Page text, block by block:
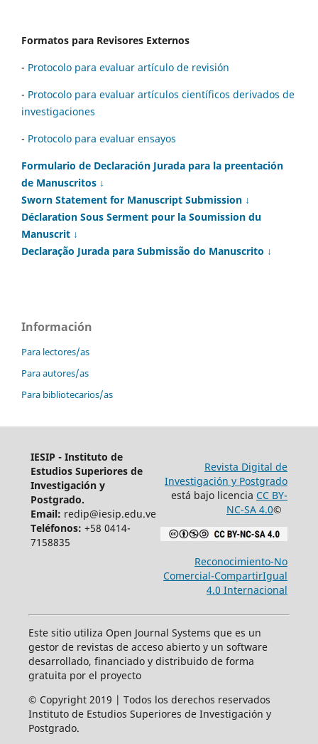
Formatos para Revisores Externos
- Protocolo para evaluar artículo de revisión
- Protocolo para evaluar artículos científicos derivados de
investigaciones
- Protocolo para evaluar ensayos
Formulario de Declaración Jurada para la preentación
de Manuscritos ↓
Sworn Statement for Manuscript Submission ↓
Déclaration Sous Serment pour la Soumission du
Manuscrit ↓
Declaração Jurada para Submissão do Manuscrito ↓
Información
Para lectores/as
Para autores/as
Para bibliotecarios/as
IESIP - Instituto de
Estudios Superiores de
Investigación y
Postgrado.
Email: redip@iesip.edu.ve
Teléfonos: +58 0414-
7158835
Revista Digital de
Investigación y Postgrado
está bajo licencia CC BY-
NC-SA 4.0©
Reconocimiento-No
Comercial-CompartirIgual
4.0 Internacional
Este sitio utiliza Open Journal Systems que es un
gestor de revistas de acceso abierto y un software
desarrollado, financiado y distribuido de forma
gratuita por el proyecto
© Copyright 2019 | Todos los derechos reservados
Instituto de Estudios Superiores de Investigación y
Postgrado.